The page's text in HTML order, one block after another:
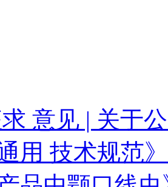
意见 | 关于
用 技术规范